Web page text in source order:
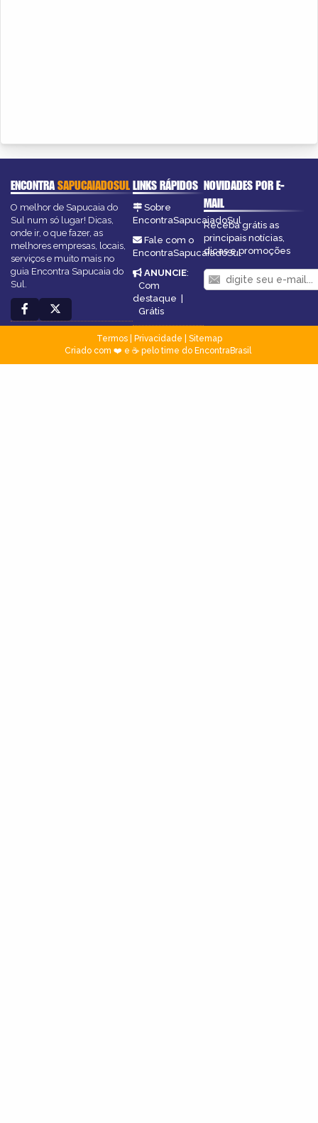
ENCONTRASAPUCAIADOSUL
O melhor de Sapucaia do
Sul num só lugar! Dicas,
onde ir, o que fazer, as
melhores empresas, locais,
serviços e muito mais no
guia Encontra Sapucaia do
Sul.
LINKS RÁPIDOS
Sobre
EncontraSapucaiadoSul
Fale com o
EncontraSapucaiadoSul
ANUNCIE:
Com
destaque |
Grátis
NOVIDADES POR E-
MAIL
Receba grátis as
principais notícias,
dicas e promoções
Termos| Privacidade
Sitemap
Criado com ❤️ e ☕ pelo time do EncontraBrasil